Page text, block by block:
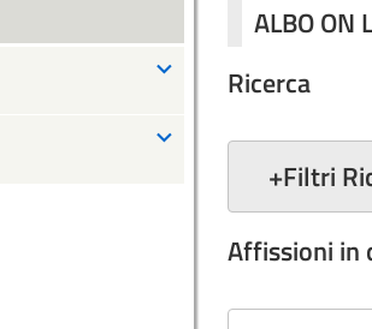
ALBO ON
Ricerca
+Filtri
Affissioni in